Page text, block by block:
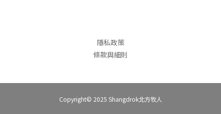
隱私政策
條款與細則
Copyright© 2025 Shangdrok北方牧人